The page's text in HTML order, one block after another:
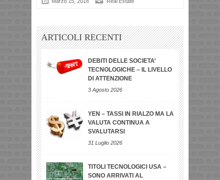
Marzo 15, 2018 Real Estate
ARTICOLI RECENTI
DEBITI DELLE SOCIETA’
TECNOLOGICHE – IL LIVELLO
DI ATTENZIONE
3 Agosto 2026
YEN – TASSI IN RIALZO MA LA
VALUTA CONTINUA A
SVALUTARSI
31 Luglio 2026
TITOLI TECNOLOGICI USA –
SONO ARRIVATI AL